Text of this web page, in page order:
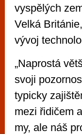
vyspělých
Velká
vývoj
„Naprostá
svoji
typicky
mezi řidičem
my, ale náš